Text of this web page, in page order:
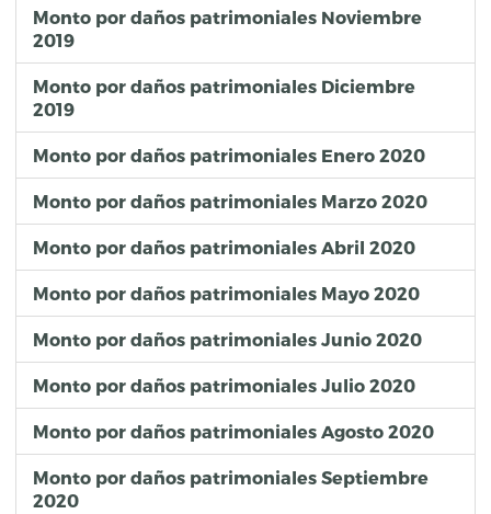
Monto por daños patrimoniales Noviembre
2019
Monto por daños patrimoniales Diciembre
2019
Monto por daños patrimoniales Enero 2020
Monto por daños patrimoniales Marzo 2020
Monto por daños patrimoniales Abril 2020
Monto por daños patrimoniales Mayo 2020
Monto por daños patrimoniales Junio 2020
Monto por daños patrimoniales Julio 2020
Monto por daños patrimoniales Agosto 2020
Monto por daños patrimoniales Septiembre
2020